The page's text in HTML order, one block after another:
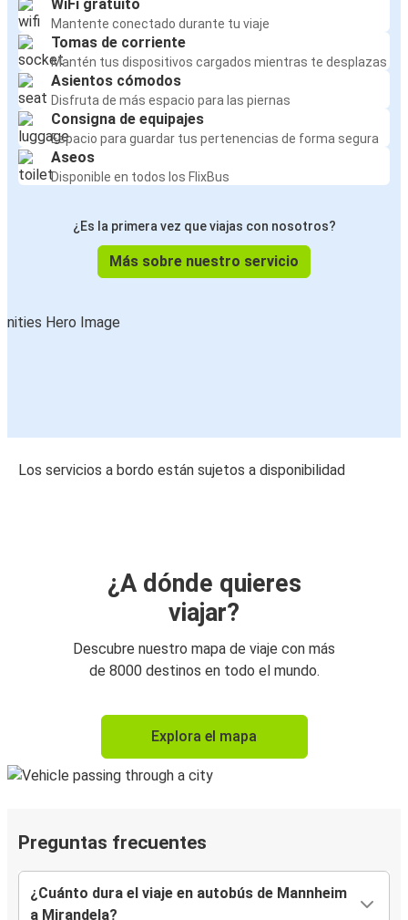
WiFi gratuito
Mantente conectado durante tu viaje
Tomas de corriente
Mantén tus dispositivos cargados mientras te desplazas
Asientos cómodos
Disfruta de más espacio para las piernas
Consigna de equipajes
Espacio para guardar tus pertenencias de forma segura
Aseos
Disponible en todos los FlixBus
¿Es la primera vez que viajas con nosotros?
Más sobre nuestro servicio
Los servicios a bordo están sujetos a disponibilidad
¿A dónde quieres
viajar?
Descubre nuestro mapa de viaje con más
de 8000 destinos en todo el mundo.
Explora el mapa
Preguntas frecuentes
¿Cuánto dura el viaje en autobús de Mannheim
a Mirandela?